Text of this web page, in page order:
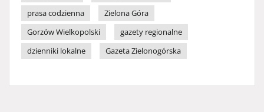
prasa codzienna
Zielona Góra
Gorzów Wielkopolski
gazety regionalne
dzienniki lokalne
Gazeta Zielonogórska